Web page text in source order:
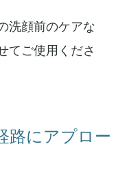
洗顔前のケアな
てご使用くださ
路にアプロー